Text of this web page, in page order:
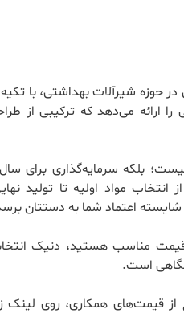
حوزه شیرآلات بهداشتی، با تکیه
را ارائه می‌دهد که ترکیبی از
بلکه سرمایه‌گذاری برای
مواد اولیه تا تولید
اعتماد شما به دستتان
قیمت مناسب هستید، دنیک
است.
از قیمت‌های همکاری، روی لینک